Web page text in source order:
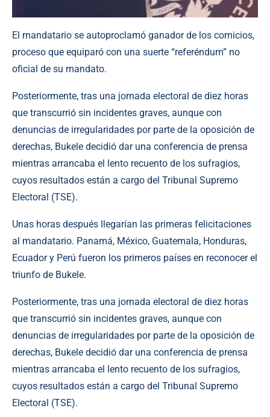
El mandatario se autoproclamó ganador de los comicios,
proceso que equiparó con una suerte “referéndum” no
oficial de su mandato.
Posteriormente, tras una jornada electoral de diez horas
que transcurrió sin incidentes graves, aunque con
denuncias de irregularidades por parte de la oposición de
derechas, Bukele decidió dar una conferencia de prensa
mientras arrancaba el lento recuento de los sufragios,
cuyos resultados están a cargo del Tribunal Supremo
Electoral (TSE).
Unas horas después llegarían las primeras felicitaciones
al mandatario. Panamá, México, Guatemala, Honduras,
Ecuador y Perú fueron los primeros países en reconocer el
triunfo de Bukele.
Posteriormente, tras una jornada electoral de diez horas
que transcurrió sin incidentes graves, aunque con
denuncias de irregularidades por parte de la oposición de
derechas, Bukele decidió dar una conferencia de prensa
mientras arrancaba el lento recuento de los sufragios,
cuyos resultados están a cargo del Tribunal Supremo
Electoral (TSE).